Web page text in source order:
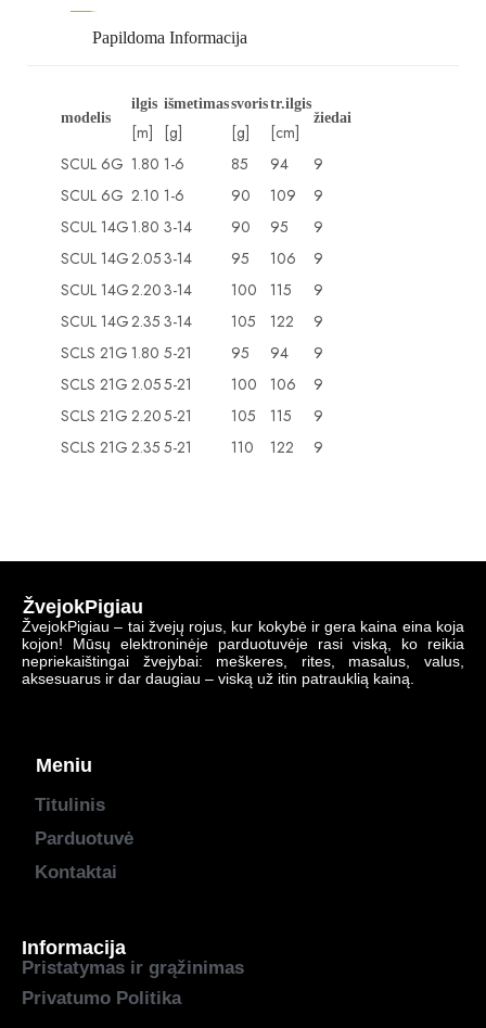
Papildoma Informacija
modelis
ilgis
[m]
išmetimas
[g]
svoris
[g]
tr.ilgis
[cm]
žiedai
SCUL 6G 1.80 1-6 85 94
9
SCUL 6G 2.10 1-6 90 109
9
SCUL 14G 1.80 3-14 90 95
9
SCUL 14G2.053-14 95 106
9
SCUL 14G2.203-14 100 115
9
SCUL 14G2.35 3-14 105 122
9
SCLS 21G 1.80 5-21 95 94
9
SCLS 21G 2.055-21 100 106
9
SCLS 21G 2.205-21 105 115
9
SCLS 21G 2.35 5-21 110 122 9
ŽvejokPigiau
ŽvejokPigiau – tai žvejų rojus, kur kokybė ir gera kaina eina koja
kojon! Mūsų elektroninėje parduotuvėje rasi viską, ko reikia
nepriekaištingai žvejybai: meškeres, rites, masalus, valus,
aksesuarus ir dar daugiau – viską už itin patrauklią kainą.
Meniu
Titulinis
Parduotuvė
Kontaktai
Informacija
Pristatymas ir grąžinimas
Privatumo Politika